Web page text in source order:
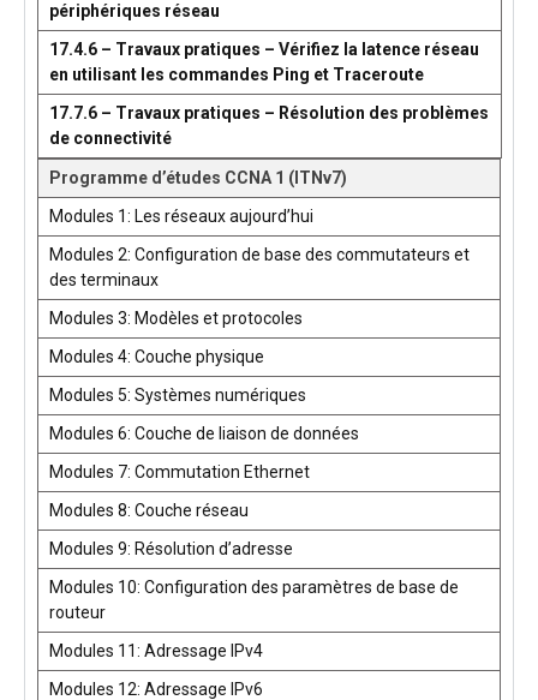
périphériques réseau
17.4.6 – Travaux pratiques – Vérifiez la latence réseau
en utilisant les commandes Ping et Traceroute
17.7.6 – Travaux pratiques – Résolution des problèmes
de connectivité
Programme d’études CCNA 1 (ITNv7)
Modules 1: Les réseaux aujourd’hui
Modules 2: Configuration de base des commutateurs et
des terminaux
Modules 3: Modèles et protocoles
Modules 4: Couche physique
Modules 5: Systèmes numériques
Modules 6: Couche de liaison de données
Modules 7: Commutation Ethernet
Modules 8: Couche réseau
Modules 9: Résolution d’adresse
Modules 10: Configuration des paramètres de base de
routeur
Modules 11: Adressage IPv4
Modules 12: Adressage IPv6